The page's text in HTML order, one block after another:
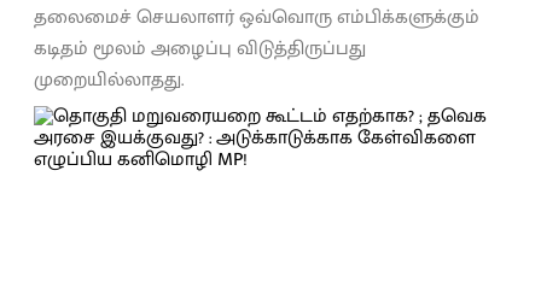
தலைமைச் செயலாளர் ஒவ்வொரு எம்பிக்களுக்கும்
கடிதம் மூலம் அழைப்பு விடுத்திருப்பது
முறையில்லாதது.